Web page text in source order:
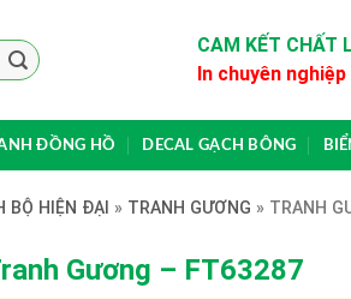
CAM KẾT CHẤT
In chuyên
ĐỒNG HỒ DECAL GẠCH BÔNG
BỘ HIỆN ĐẠI » TRANH GƯƠNG » TRANH
Gương – FT63287